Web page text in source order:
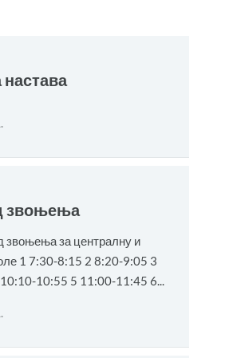
звоњења
звоњења за централну и
1 7:30-8:15 2 8:20-9:05 3
10:55 5 11:00-11:45 6...